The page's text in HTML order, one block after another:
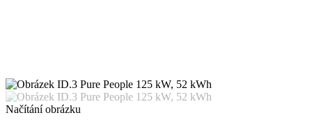
Načítání obrázku